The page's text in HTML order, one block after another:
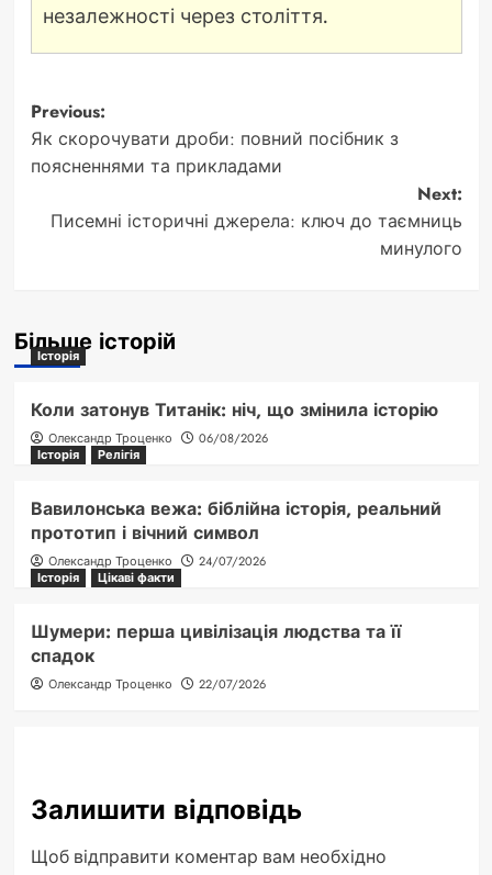
незалежності через століття.
Post
navigation
Previous:
Як скорочувати дроби: повний посібник з
поясненнями та прикладами
Next:
Писемні історичні джерела: ключ до таємниць
минулого
Більше історій
Історія
Коли затонув Титанік: ніч, що змінила історію
Олександр Троценко
06/08/2026
Історія
Релігія
Вавилонська вежа: біблійна історія, реальний
прототип і вічний символ
Олександр Троценко
24/07/2026
Історія
Цікаві факти
Шумери: перша цивілізація людства та її
спадок
Олександр Троценко 22/07/2026
Залишити відповідь
Щоб відправити коментар вам необхідно